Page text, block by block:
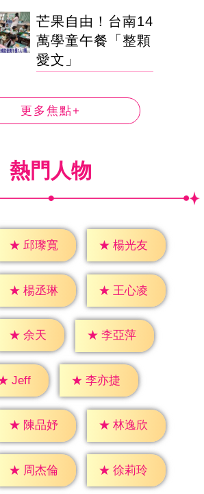
芒果自由！台南14
萬學童午餐「整顆
愛文」
更多焦點+
熱門人物
★ 邱瓈寬 ★ 楊光友
★ 楊丞琳 ★ 王心凌
★ 余天 ★ 李亞萍
Jeff ★ 李亦捷
★ 陳品妤 ★ 林逸欣
★ 周杰倫 ★ 徐莉玲